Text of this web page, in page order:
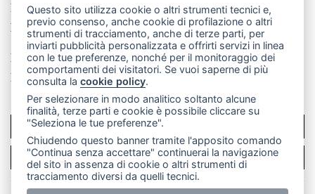
La redazione
MerateOnline CasateOnline
RSS
Made by VIP
Privacy policy
Cookie policy
Rivedi le tue scelte sui cookie
SCRIVICI
PER LA TUA PUBBLICITÀ
Questo sito utilizza cookie o altri strumenti tecnici e,
previo consenso, anche cookie di profilazione o altri
strumenti di tracciamento, anche di terze parti, per
inviarti pubblicità personalizzata e offrirti servizi in linea
con le tue preferenze, nonché per il monitoraggio dei
comportamenti dei visitatori. Se vuoi saperne di più
consulta lacookie policy.
Per selezionare in modo analitico soltanto alcune
finalità, terze parti e cookie è possibile cliccare su
"Seleziona le tue preferenze".
Chiudendo questo banner tramite l'apposito comando
"Continua senza accettare" continuerai la navigazione
del sito in assenza di cookie o altri strumenti di
tracciamento diversi da quelli tecnici.